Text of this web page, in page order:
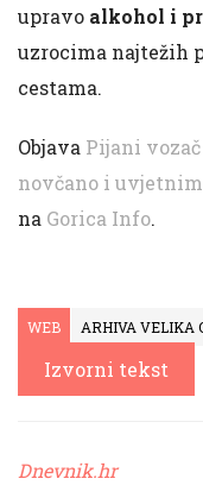
upravo alkohol i
uzrocima najtežih
cestama.
Objava Pijani
novčano i
na Gorica Info.
WEB ARHIVA VELIKA
Izvorni tekst
Dnevnik.hr